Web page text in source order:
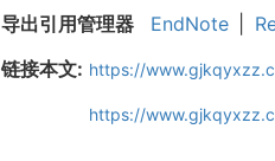
导出引用管理器
EndNote
链接本文: https://
https://